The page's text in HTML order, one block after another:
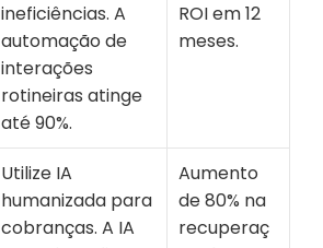
ineficiências. A
automação de
interações
rotineiras atinge
até 90%.
ROI em 12
meses.
Utilize IA
humanizada para
cobranças. A IA
Aumento
de 80% na
recuperaç